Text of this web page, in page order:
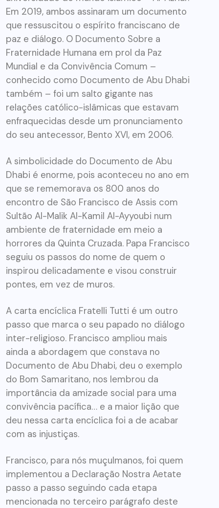
Em 2019, ambos assinaram um documento
que ressuscitou o espírito franciscano de
paz e diálogo. O Documento Sobre a
Fraternidade Humana em prol da Paz
Mundial e da Convivência Comum –
conhecido como Documento de Abu Dhabi
também – foi um salto gigante nas
relações católico-islâmicas que estavam
enfraquecidas desde um pronunciamento
do seu antecessor, Bento XVI, em 2006.
A simbolicidade do Documento de Abu
Dhabi é enorme, pois aconteceu no ano em
que se rememorava os 800 anos do
encontro de São Francisco de Assis com
Sultão Al-Malik Al-Kamil Al-Ayyoubi num
ambiente de fraternidade em meio a
horrores da Quinta Cruzada. Papa Francisco
seguiu os passos do nome de quem o
inspirou delicadamente e visou construir
pontes, em vez de muros.
A carta encíclica Fratelli Tutti é um outro
passo que marca o seu papado no diálogo
inter-religioso. Francisco ampliou mais
ainda a abordagem que constava no
Documento de Abu Dhabi, deu o exemplo
do Bom Samaritano, nos lembrou da
importância da amizade social para uma
convivência pacífica… e a maior lição que
deu nessa carta encíclica foi a de acabar
com as injustiças.
Francisco, para nós muçulmanos, foi quem
implementou a Declaração Nostra Aetate
passo a passo seguindo cada etapa
mencionada no terceiro parágrafo deste